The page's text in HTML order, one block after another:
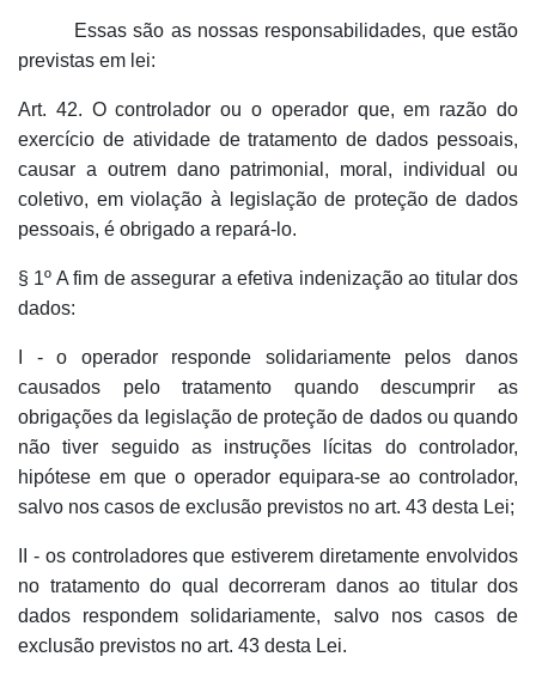
Essas são as nossas responsabilidades, que estão
previstas em lei:
Art. 42. O controlador ou o operador que, em razão do
exercício de atividade de tratamento de dados pessoais,
causar a outrem dano patrimonial, moral, individual ou
coletivo, em violação à legislação de proteção de dados
pessoais, é obrigado a repará-lo.
§ 1º A fim de assegurar a efetiva indenização ao titular dos
dados:
I - o operador responde solidariamente pelos danos
causados pelo tratamento quando descumprir as
obrigações da legislação de proteção de dados ou quando
não tiver seguido as instruções lícitas do controlador,
hipótese em que o operador equipara-se ao controlador,
salvo nos casos de exclusão previstos no art. 43 desta Lei;
II - os controladores que estiverem diretamente envolvidos
no tratamento do qual decorreram danos ao titular dos
dados respondem solidariamente, salvo nos casos de
exclusão previstos no art. 43 desta Lei.